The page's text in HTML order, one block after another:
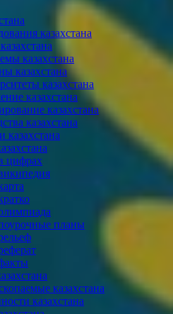
казахстана
казахстана
казахстана
казахстана
казахстана
казахстана
казахстана
казахстана
цифрах
планы
казахстана
казахстана